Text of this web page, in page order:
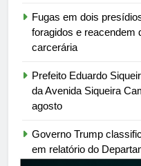
Fugas em dois
foragidos e reacendem
carcerária
Prefeito Eduardo
da Avenida Siqueira
agosto
Governo Trump
em relatório do